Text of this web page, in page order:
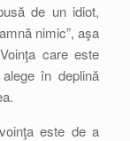
de un idiot,
nimic”, aşa
care este
în deplină
este de a